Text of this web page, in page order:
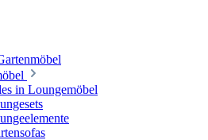
in Loungemöbel